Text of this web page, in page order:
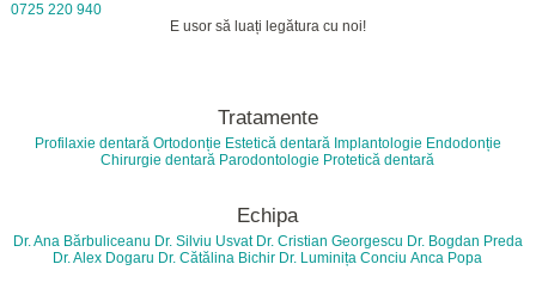
0725 220 940
E usor să luați legătura cu noi!
Tratamente
Profilaxie dentară Ortodonție Estetică dentară Implantologie Endodonție
Chirurgie dentară Parodontologie Protetică dentară
Echipa
Dr. Ana Bărbuliceanu Dr. Silviu Usvat Dr. Cristian Georgescu Dr. Bogdan Preda
Dr. Alex Dogaru Dr. Cătălina Bichir Dr. Luminița Conciu Anca Popa